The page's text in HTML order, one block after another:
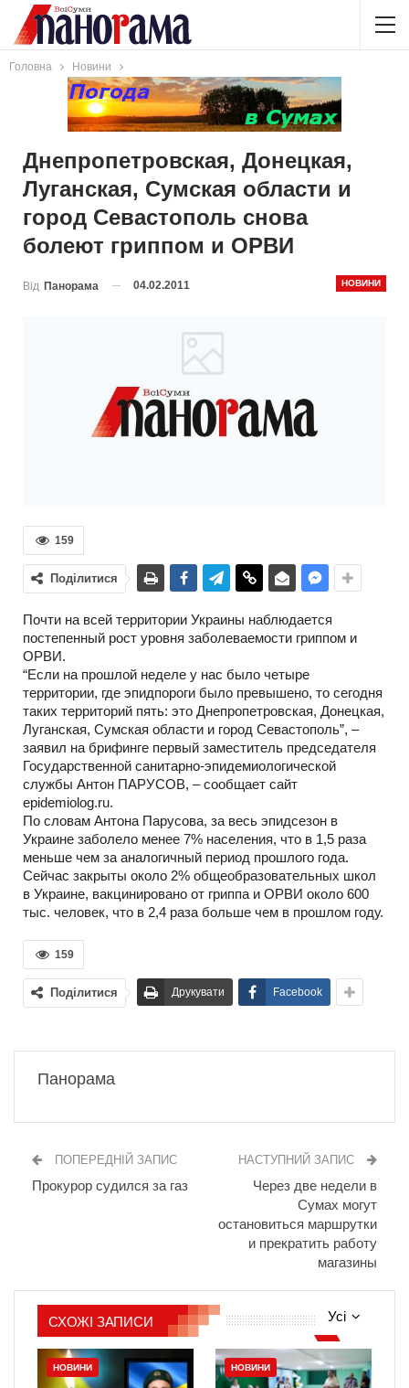
Головна Новини
Днепропетровская, Донецкая,
Луганская, Сумская области и
город Севастополь снова
болеют гриппом и ОРВИ
НОВИНИ
Від Панорама 04.02.2011
159
Поділитися
Почти на всей территории Украины наблюдается
постепенный рост уровня заболеваемости гриппом и
ОРВИ.
“Если на прошлой неделе у нас было четыре
территории, где эпидпороги было превышено, то сегодня
таких территорий пять: это Днепропетровская, Донецкая,
Луганская, Сумская области и город Севастополь”, –
заявил на брифинге первый заместитель председателя
Государственной санитарно-эпидемиологической
службы Антон ПАРУСОВ, – сообщает сайт
epidemiolog.ru.
По словам Антона Парусова, за весь эпидсезон в
Украине заболело менее 7% населения, что в 1,5 раза
меньше чем за аналогичный период прошлого года.
Сейчас закрыты около 2% общеобразовательных школ
в Украине, вакцинировано от гриппа и ОРВИ около 600
тыс. человек, что в 2,4 раза больше чем в прошлом году.
159
Поділитися Друкувати Facebook
Панорама
ПОПЕРЕДНІЙ ЗАПИС
Прокурор судился за газ
НАСТУПНИЙ ЗАПИС
Через две недели в
Сумах могут
остановиться маршрутки
и прекратить работу
магазины
Усі
СХОЖІ ЗАПИСИ
НОВИНИ НОВИНИ